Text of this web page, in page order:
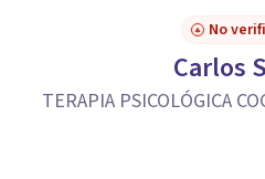
No
Carlos
TERAPIA PSICOLÓGICA